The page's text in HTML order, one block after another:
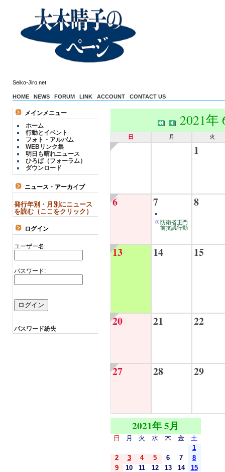
Seiko-Jiro.net
HOME NEWS FORUM LINK ACCOUNT CONTACT US
メインメニュー
ホーム
行動とイベント
フォト・アルバム
WEBリンク集
明日も晴れニュース
ひろば（フォーラム）
ダウンロード
ニュース・アーカイブ
発行年別・月別にニュース
を読む（ここをクリック）
ログイン
ユーザー名:
パスワード:
パスワード紛失
2021年
日 月 火
1
6 7
防衛省正門
前抗議行動
8
13 14 15
20 21 22
27 28 29
2021年 5月
日 月 火 水 木 金
土
1
2
3 4 5 6 7
8
9
10 11 12 13 14
15